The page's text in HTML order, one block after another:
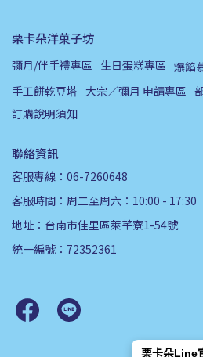
栗卡朵洋菓子坊
彌月/伴手禮專區 生日蛋糕專區 爆餡
手工餅乾豆塔 大宗／彌月 申請專區
訂購說明須知
聯絡資訊
客服專線：06-7260648
客服時間：周二至周六：10:00 - 17:30
地址：台南市佳里區萊芊寮1-54號
統一編號：72352361
栗卡朵Line